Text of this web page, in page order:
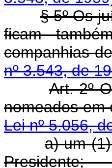
§ 5º Os
ficam
companhias
nº 3.543, de
Art. 2º
nomeados
Lei nº 5.056,
a) um